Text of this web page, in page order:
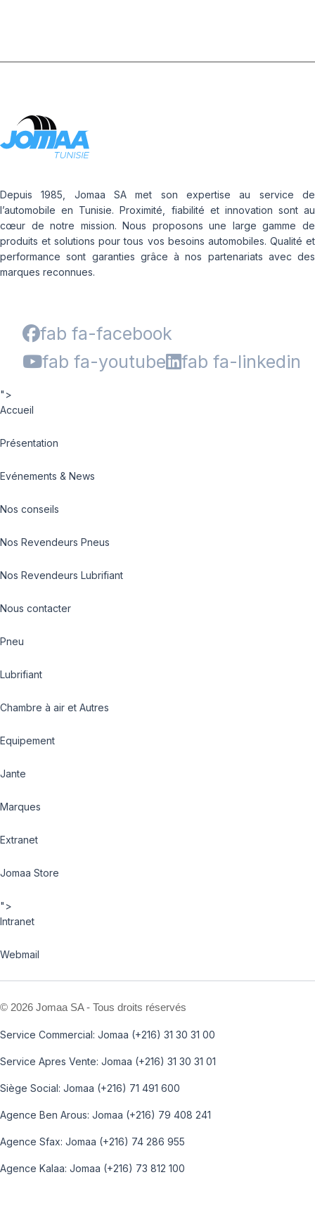
Depuis 1985, Jomaa SA met son expertise au service de
l’automobile en Tunisie. Proximité, fiabilité et innovation sont au
cœur de notre mission. Nous proposons une large gamme de
produits et solutions pour tous vos besoins automobiles. Qualité et
performance sont garanties grâce à nos partenariats avec des
marques reconnues.
fab fa-facebook
fab fa-youtube
fab fa-linkedin
">
Accueil
Présentation
Evénements & News
Nos conseils
Nos Revendeurs Pneus
Nos Revendeurs Lubrifiant
Nous contacter
Pneu
Lubrifiant
Chambre à air et Autres
Equipement
Jante
Marques
Extranet
Jomaa Store
">
Intranet
Webmail
© 2026 Jomaa SA - Tous droits réservés
Service Commercial: Jomaa (+216) 31 30 31 00
Service Apres Vente: Jomaa (+216) 31 30 31 01
Siège Social: Jomaa (+216) 71 491 600
Agence Ben Arous: Jomaa (+216) 79 408 241
Agence Sfax: Jomaa (+216) 74 286 955
Agence Kalaa: Jomaa (+216) 73 812 100